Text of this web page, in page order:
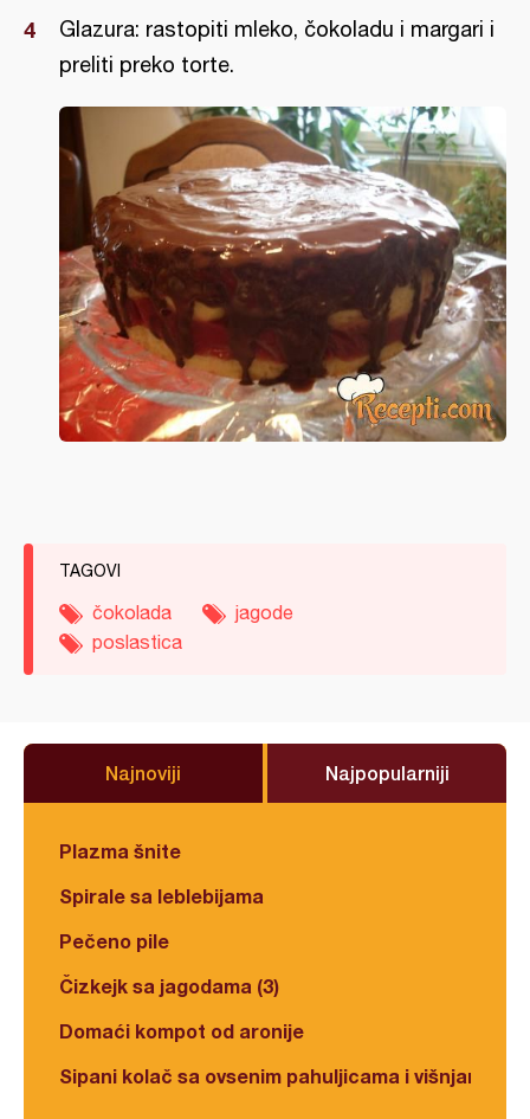
Glazura: rastopiti mleko, čokoladu i margari i
preliti preko torte.
TAGOVI
čokolada
jagode
poslastica
Najnoviji Najpopularniji
Plazma šnite
Spirale sa leblebijama
Pečeno pile
Čizkejk sa jagodama (3)
Domaći kompot od aronije
Sipani kolač sa ovsenim pahuljicama i višnjama